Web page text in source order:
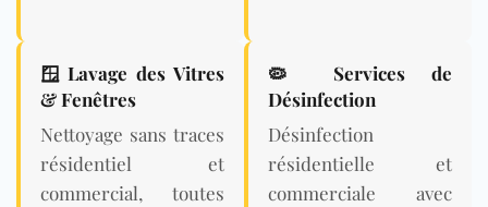
🪟 Lavage des Vitres
& Fenêtres
Nettoyage sans traces
résidentiel et
commercial, toutes
🦠 Services de
Désinfection
Désinfection
résidentielle et
commerciale avec